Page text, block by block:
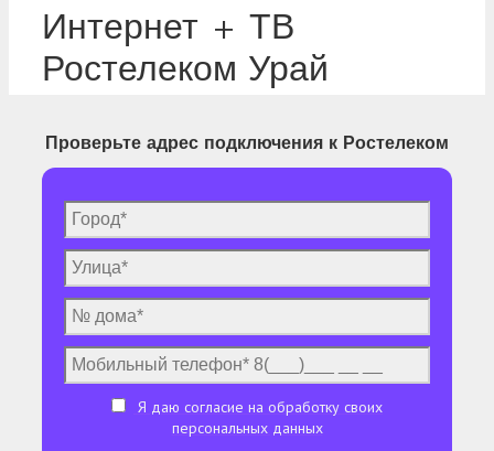
Интернет + ТВ
Ростелеком Урай
Проверьте адрес подключения к Ростелеком
Я даю согласие на обработку своих
персональных данных